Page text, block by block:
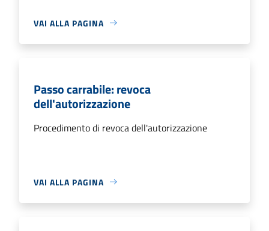
VAI ALLA PAGINA
Passo carrabile: revoca
dell'autorizzazione
Procedimento di revoca dell'autorizzazione
VAI ALLA PAGINA